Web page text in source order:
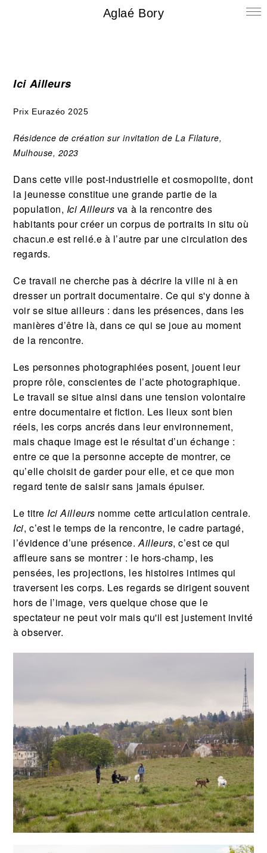
Aglaé Bory
Ici Ailleurs
Prix Eurazéo 2025
Résidence de création sur invitation de La Filature,
Mulhouse, 2023
Dans cette ville post-industrielle et cosmopolite, dont
la jeunesse constitue une grande partie de la
population, Ici Ailleurs va à la rencontre des
habitants pour créer un corpus de portraits in situ où
chacun.e est relié.e à l’autre par une circulation des
regards.
Ce travail ne cherche pas à décrire la ville ni à en
dresser un portrait documentaire. Ce qui s'y donne à
voir se situe ailleurs : dans les présences, dans les
manières d’être là, dans ce qui se joue au moment
de la rencontre.
Les personnes photographiées posent, jouent leur
propre rôle, conscientes de l’acte photographique.
Le travail se situe ainsi dans une tension volontaire
entre documentaire et fiction. Les lieux sont bien
réels, les corps ancrés dans leur environnement,
mais chaque image est le résultat d’un échange :
entre ce que la personne accepte de montrer, ce
qu’elle choisit de garder pour elle, et ce que mon
regard tente de saisir sans jamais épuiser.
Le titre Ici Ailleurs nomme cette articulation centrale.
Ici, c’est le temps de la rencontre, le cadre partagé,
l’évidence d’une présence.Ailleurs, c’est ce qui
affleure sans se montrer : le hors-champ, les
pensées, les projections, les histoires intimes qui
traversent les corps. Les regards se dirigent souvent
hors de l’image, vers quelque chose que le
spectateur ne peut voir mais qu'il est justement invité
à observer.